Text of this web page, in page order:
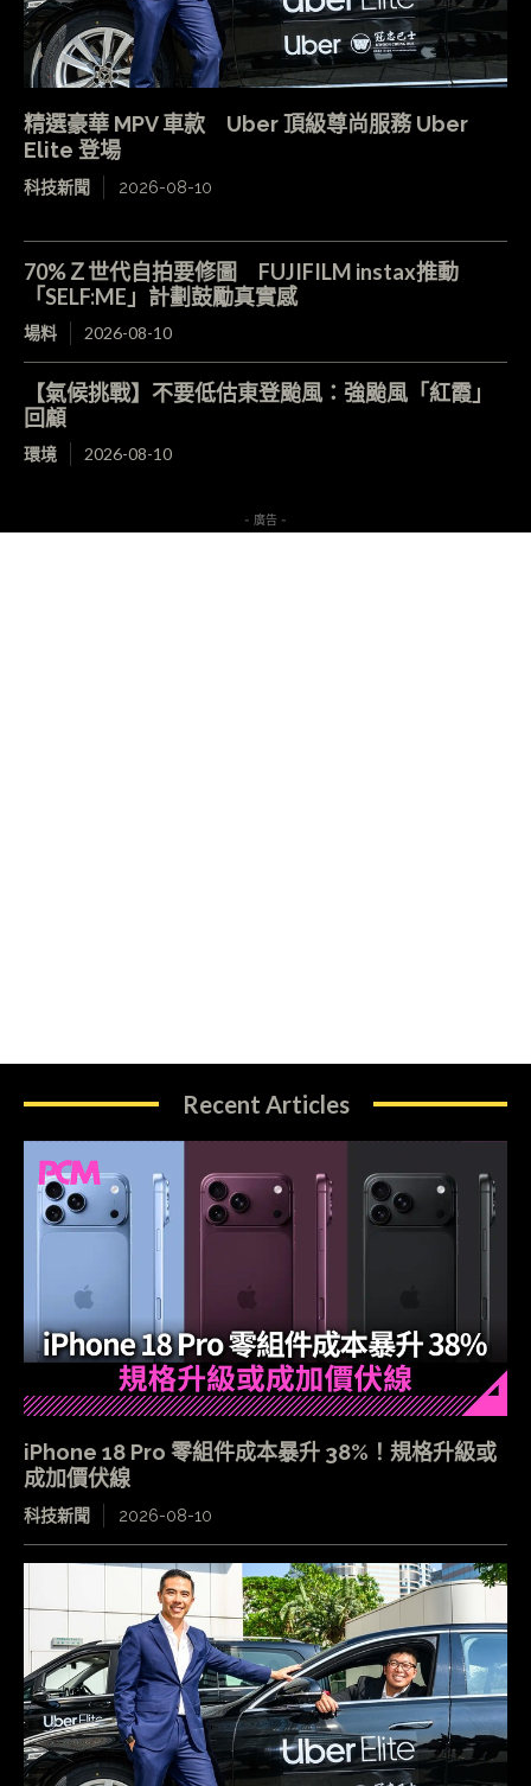
精選豪華 MPV 車款 Uber 頂級尊尚服務 Uber
Elite 登場
科技新聞 2026-08-10
70%Ｚ世代自拍要修圖 FUJIFILM instax推動
「SELF:ME」計劃鼓勵真實感
場料 2026-08-10
【氣候挑戰】不要低估東登颱風：強颱風「紅霞」
回顧
環境 2026-08-10
- 廣告 -
Recent Articles
iPhone 18 Pro 零組件成本暴升 38%！規格升級或
成加價伏線
科技新聞 2026-08-10